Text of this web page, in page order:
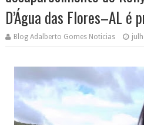
D’Água das Flores–AL é
Blog Adalberto Gomes Noticias